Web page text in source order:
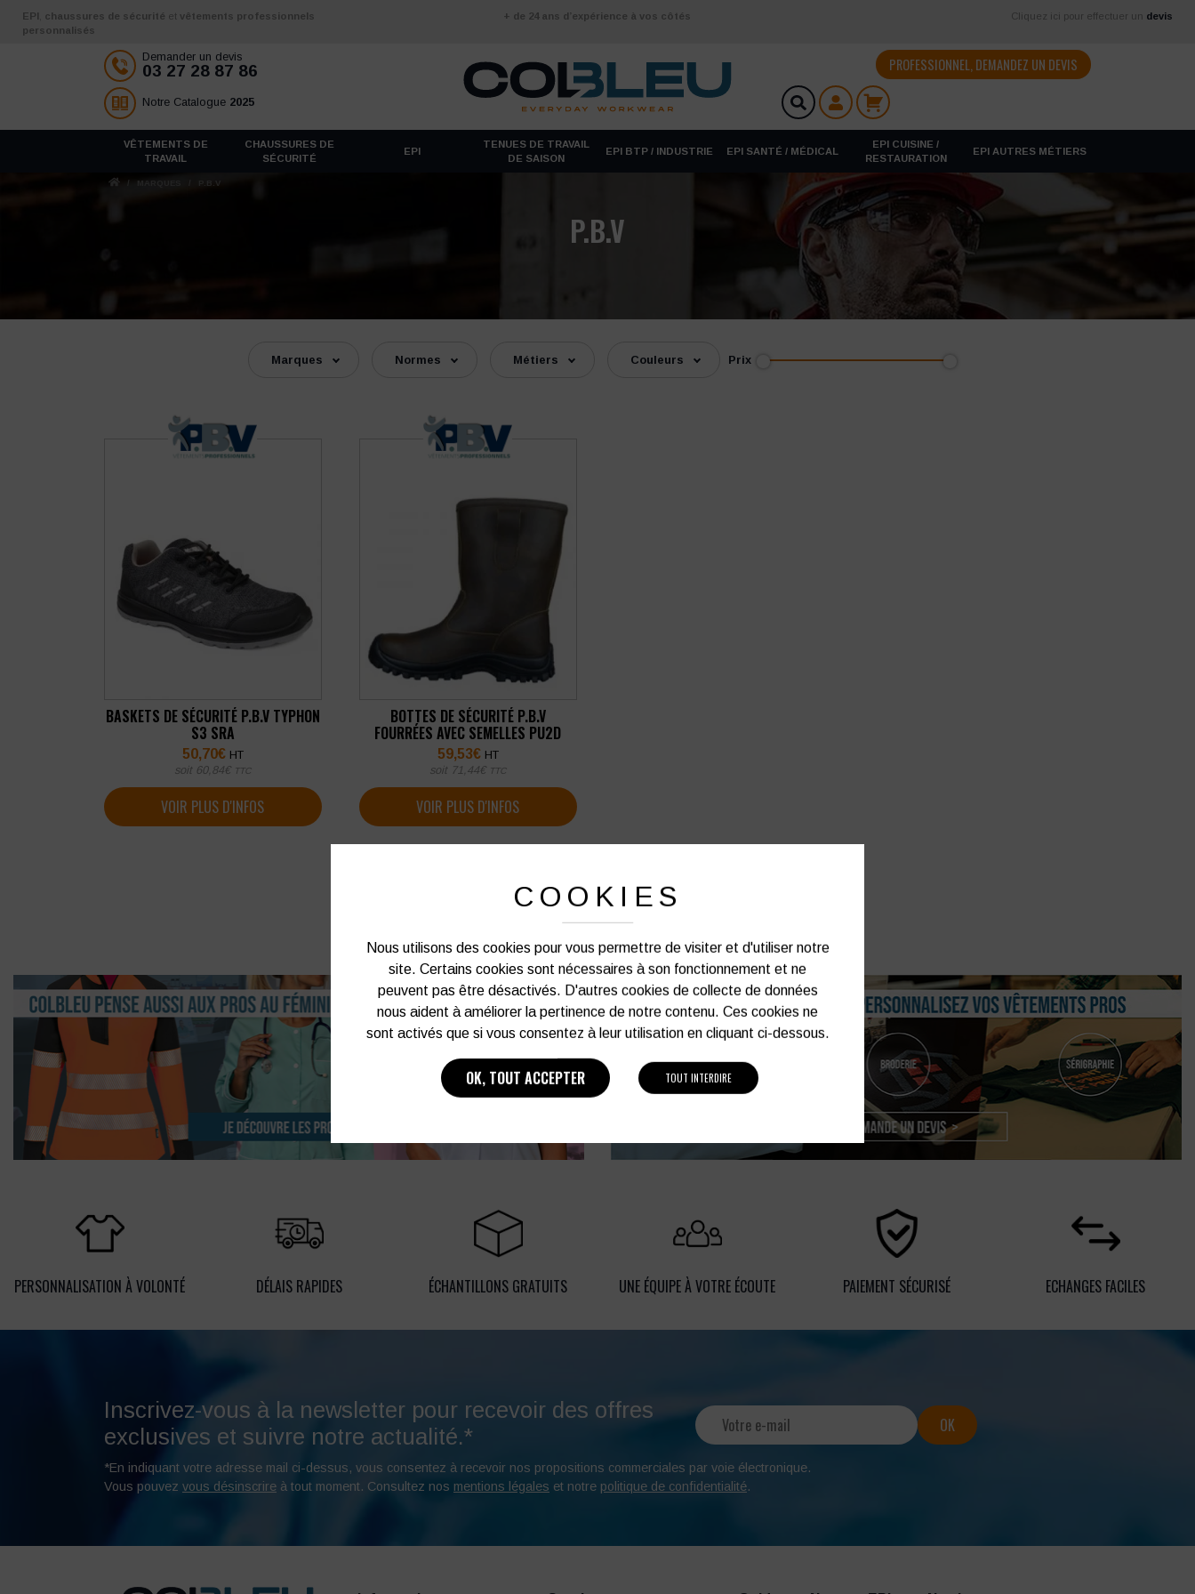
Aller au contenu
EPI chaussures de sécurité et vêtements professionnels
personnalisés
+ de 24 ans d’expérience à vos côtés Cliquez ici pour effectuer un devis
Demander un devis
03 27 28 87 86
Notre Catalogue 2025
PROFESSIONNEL, DEMANDEZ UN DEVIS
VÊTEMENTS DE
TRAVAIL
CHAUSSURES DE
SÉCURITÉ
EPI
TENUES DE TRAVAIL
DE SAISON
EPI BTP / INDUSTRIE EPI SANTÉ / MÉDICAL
EPI CUISINE /
RESTAURATION
EPI AUTRES MÉTIERS
/ MARQUES P.B.V
P.B.V
Marques Normes Métiers Couleurs Prix
BASKETS DE SÉCURITÉ P.B.V TYPHON
S3 SRA
50,70€ HT
soit 60,84€ TTC
VOIR PLUS D'INFOS
BOTTES DE SÉCURITÉ P.B.V
FOURRÉES AVEC SEMELLES PU2D
59,53€ HT
soit 71,44€ TTC
VOIR PLUS D'INFOS
[ 2 produits ]
PERSONNALISATION À VOLONTÉ DÉLAIS RAPIDES ÉCHANTILLONS GRATUITS UNE ÉQUIPE À VOTRE ÉCOUTE PAIEMENT SÉCURISÉ ECHANGES FACILES
Inscrivez-vous à la newsletter pour recevoir des offres
exclusives et suivre notre actualité.*
*En indiquant votre adresse mail ci-dessus, vous consentez à recevoir nos propositions commerciales par voie électronique.
Vous pouvez vous désinscrire à tout moment. Consultez nos mentions légales et notre politique de confidentialité.
COOKIES
Nous utilisons des cookies pour vous permettre de visiter et d'utiliser notre
site. Certains cookies sont nécessaires à son fonctionnement et ne
peuvent pas être désactivés. D'autres cookies de collecte de données
nous aident à améliorer la pertinence de notre contenu. Ces cookies ne
sont activés que si vous consentez à leur utilisation en cliquant ci-dessous.
OK, TOUT ACCEPTER TOUT INTERDIRE